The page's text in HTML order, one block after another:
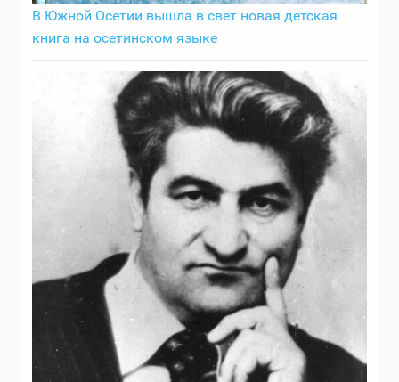
В Южной Осетии вышла в свет новая детская
книга на осетинском языке